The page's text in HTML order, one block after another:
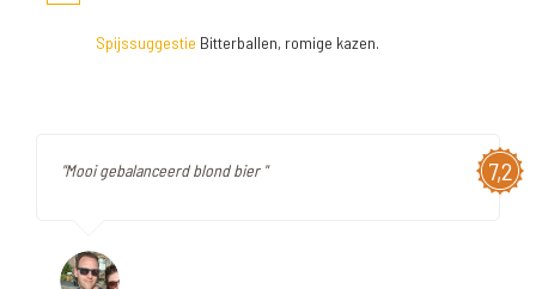
Spijssuggestie Bitterballen, romige kazen.
7,2
"Mooi gebalanceerd blond bier "